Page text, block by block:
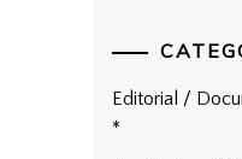
Editorial /
*